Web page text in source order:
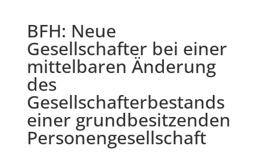
BFH: Neue
Gesellschafter bei einer
mittelbaren Änderung
des
Gesellschafterbestands
einer grundbesitzenden
Personengesellschaft